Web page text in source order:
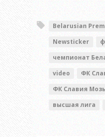
Belarusian
Newsticker
чемпионат
video
ФК
ФК Славия
высшая лига